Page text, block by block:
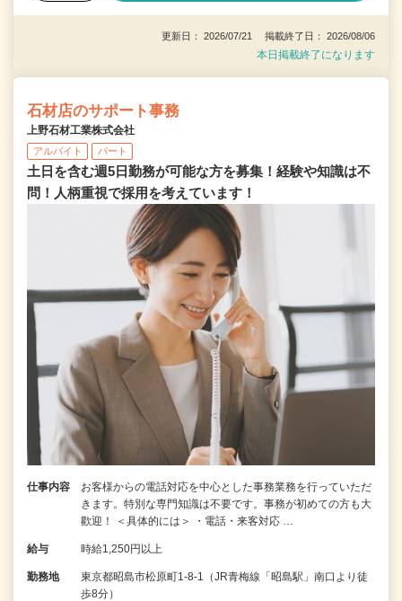
更新日： 2026/07/21 掲載終了日： 2026/08/06
本日掲載終了になります
石材店のサポート事務
上野石材工業株式会社
アルバイト パート
土日を含む週5日勤務が可能な方を募集！経験や知識は不
問！人柄重視で採用を考えています！
仕事内容
お客様からの電話対応を中心とした事務業務を行っていただ
きます。特別な専門知識は不要です。事務が初めての方も大
歡迎！ ＜具体的には＞ ・電話・来客対応 …
給与 時給1,250円以上
勤務地
東京都昭島市松原町1-8-1（JR青梅線「昭島駅」南口より徒
歩8分）